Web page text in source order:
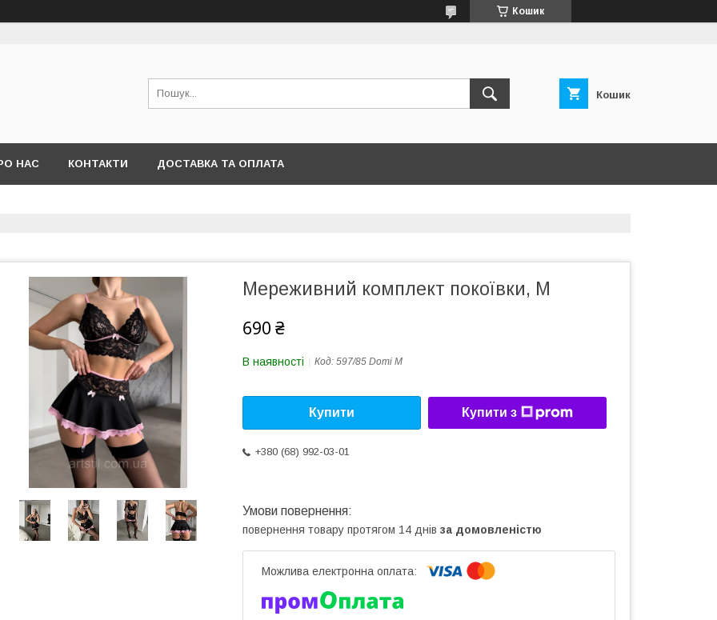
Кошик
Кошик
НАС КОНТАКТИ ДОСТАВКА ТА ОПЛАТА
Мереживний комплект покоївки, М
690 ₴
В наявності Код: 597/85 Domi M
Купити Купити з
+380 (68) 992-03-01
повернення товару протягом 14 днів за домовленістю